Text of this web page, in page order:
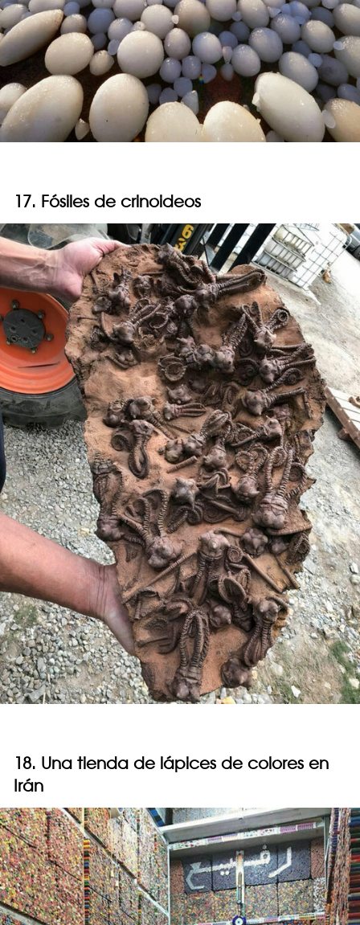
17. Fósiles de crinoideos
18. Una tienda de lápices de colores en
Irán